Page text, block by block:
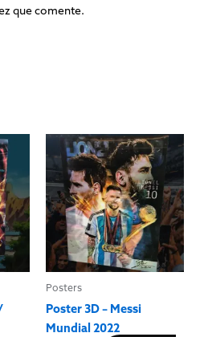
que comente.
Posters
Poster 3D – Messi
Mundial 2022